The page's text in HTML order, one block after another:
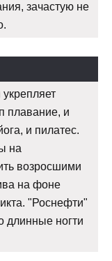
зачастую не
плавание, и
и пилатес.
на
возросшими
на фоне
"Роснефти"
длинные ногти